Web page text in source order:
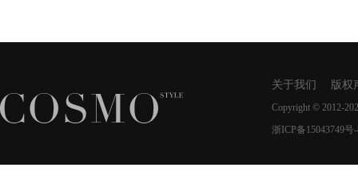
关于我们 版权
Copyright © 2012-
浙ICP备15043749